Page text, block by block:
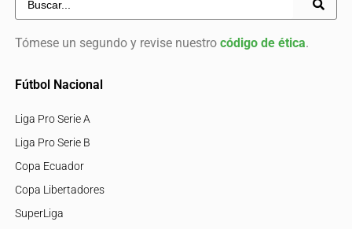
Tómese un segundo y revise nuestro código de ética.
Fútbol Nacional
Liga Pro Serie A
Liga Pro Serie B
Copa Ecuador
Copa Libertadores
SuperLiga